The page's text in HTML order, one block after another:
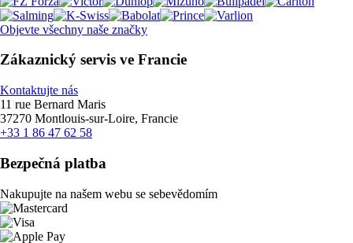
Objevte všechny naše značky
Zákaznický servis ve Francie
Kontaktujte nás
11 rue Bernard Maris
37270 Montlouis-sur-Loire, Francie
+33 1 86 47 62 58
Bezpečná platba
Nakupujte na našem webu se sebevědomím